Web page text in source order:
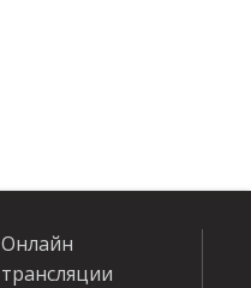
Онлайн
трансляции